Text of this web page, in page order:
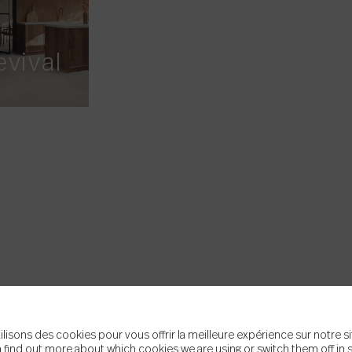
des cookies pour vous offrir la meilleure expérience sur notre
find out more about which cookies we are using or switch them off in